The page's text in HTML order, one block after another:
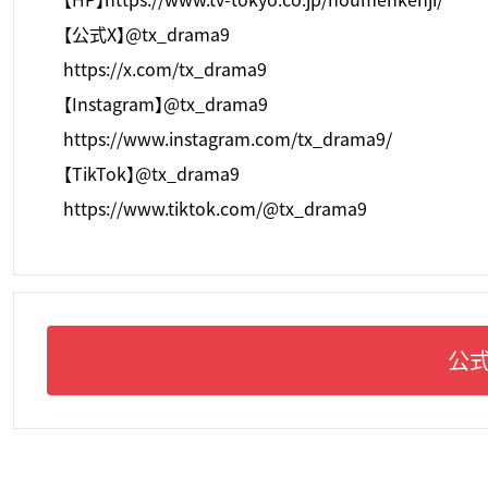
公
【公式X】@tx_drama9
https://x.com/tx_drama9
【Instagram】@tx_drama9
https://www.instagram.com/tx_drama9/
【TikTok】@tx_drama9
https://www.tiktok.com/@tx_drama9